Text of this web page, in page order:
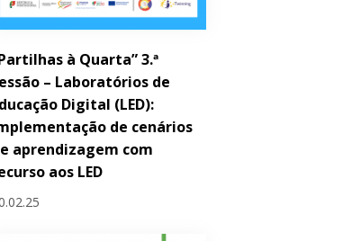
à Quarta” 3.ª
– Laboratórios de
Digital (LED):
de cenários
aprendizagem com
aos LED